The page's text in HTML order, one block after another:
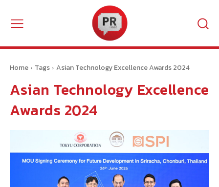
Home Tags Asian Technology Excellence Awards 2024
Asian Technology Excellence
Awards 2024